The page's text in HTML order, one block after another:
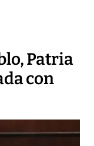
Patria
con